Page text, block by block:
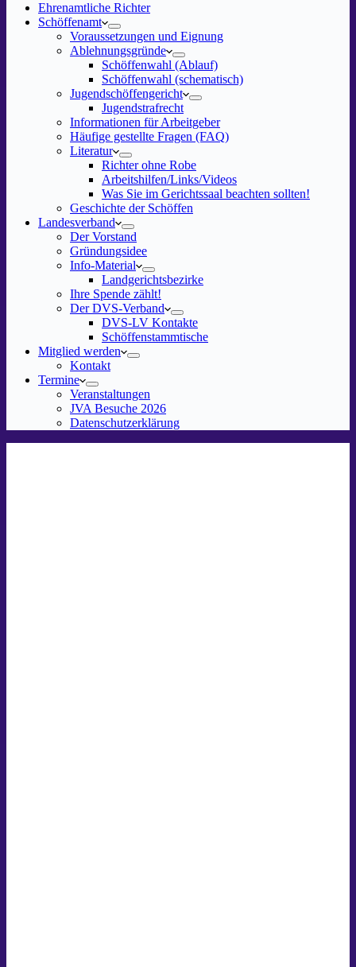
Ehrenamtliche Richter
Schöffenamt
Voraussetzungen und Eignung
Ablehnungsgründe
Schöffenwahl (Ablauf)
Schöffenwahl (schematisch)
Jugendschöffengericht
Jugendstrafrecht
Informationen für Arbeitgeber
Häufige gestellte Fragen (FAQ)
Literatur
Richter ohne Robe
Arbeitshilfen/Links/Videos
Was Sie im Gerichtssaal beachten sollten!
Geschichte der Schöffen
Landesverband
Der Vorstand
Gründungsidee
Info-Material
Landgerichtsbezirke
Ihre Spende zählt!
Der DVS-Verband
DVS-LV Kontakte
Schöffenstammtische
Mitglied werden
Kontakt
Termine
Veranstaltungen
JVA Besuche 2026
Datenschutz­erklärung